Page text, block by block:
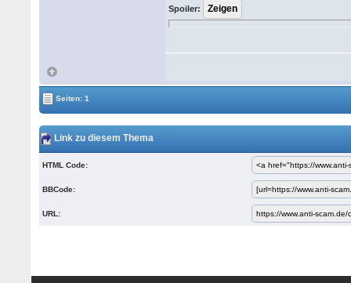
Spoiler:
Seiten: 1
Link zu diesem Thema
HTML Code:
BBCode:
URL: